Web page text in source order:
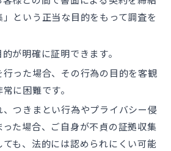
という正当な目的をもって調査を
が明確に証明できます。
行った場合、その行為の目的を客観
に困難です。
つきまとい行為やプライバシー侵
た場合、ご自身が不貞の証拠収集
も、法的には認められにくい可能